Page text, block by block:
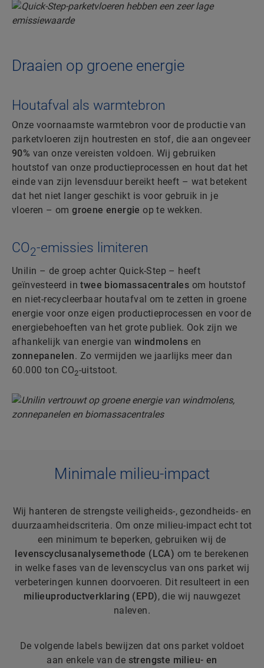
Draaien op groene energie
Houtafval als warmtebron
Onze voornaamste warmtebron voor de productie van
parketvloeren zijn houtresten en stof, die aan ongeveer
90% van onze vereisten voldoen. Wij gebruiken
houtstof van onze productieprocessen en hout dat het
einde van zijn levensduur bereikt heeft – wat betekent
dat het niet langer geschikt is voor gebruik in je
vloeren – omgroene energie op te wekken.
CO2-emissies limiteren
Unilin – de groep achter Quick-Step – heeft
geïnvesteerd intwee biomassacentrales om houtstof
en niet-recycleerbaar houtafval om te zetten in groene
energie voor onze eigen productieprocessen en voor de
energiebehoeften van het grote publiek. Ook zijn we
afhankelijk van energie vanwindmolens en
zonnepanelen. Zo vermijden we jaarlijks meer dan
60.000 ton CO2-uitstoot.
Minimale milieu-impact
Wij hanteren de strengste veiligheids-, gezondheids- en
duurzaamheidscriteria. Om onze milieu-impact echt tot
een minimum te beperken, gebruiken wij de
levenscyclusanalysemethode (LCA) om te berekenen
in welke fases van de levenscyclus van ons parket wij
verbeteringen kunnen doorvoeren. Dit resulteert in een
milieuproductverklaring (EPD), die wij nauwgezet
naleven.
De volgende labels bewijzen dat ons parket voldoet
aan enkele van de strengste milieu- en